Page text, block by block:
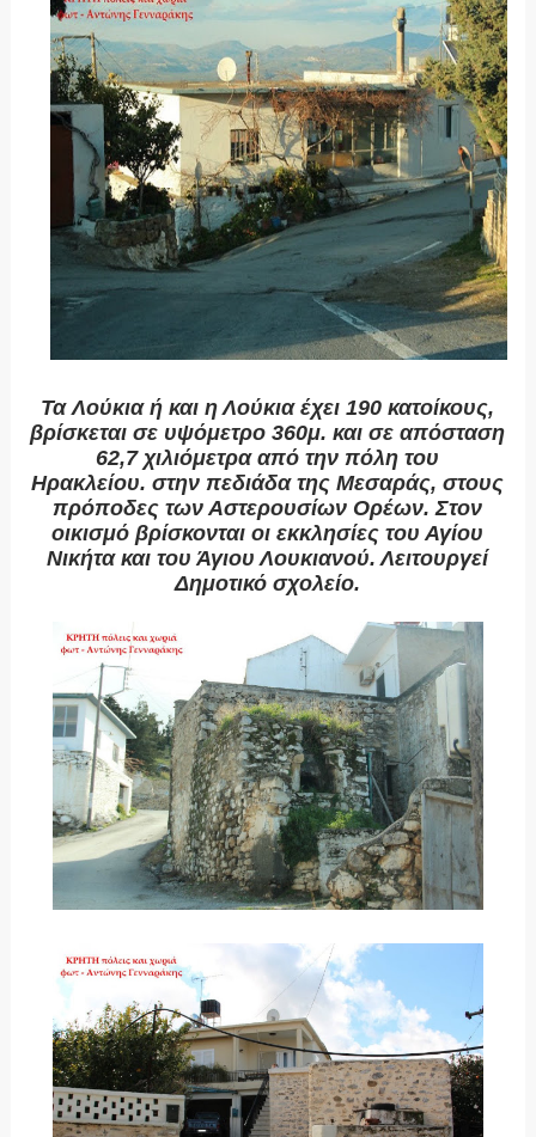
ΤαΛούκιαή καιη Λούκιαέχει 190 κατοίκους,
βρίσκεται σε υψόμετρο 360μ. και σε απόσταση
62,7 χιλιόμετρα από την πόλη του
Ηρακλείου.στην πεδιάδα της Μεσαράς, στους
πρόποδες των Αστερουσίων Ορέων.Στον
οικισμό βρίσκονται οι εκκλησίες του Αγίου
Νικήτα και του Άγιου Λουκιανού. Λειτουργεί
Δημοτικό σχολείο.